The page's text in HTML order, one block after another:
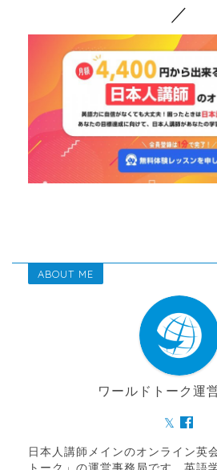
／
ABOUT ME
ワールドトーク運
日本人講師メインのオンライン英